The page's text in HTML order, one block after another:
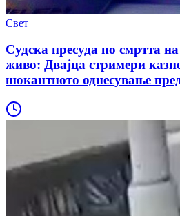
Свет
Судска пресуда по смртта
живо: Двајца стримери
шокантното однесување